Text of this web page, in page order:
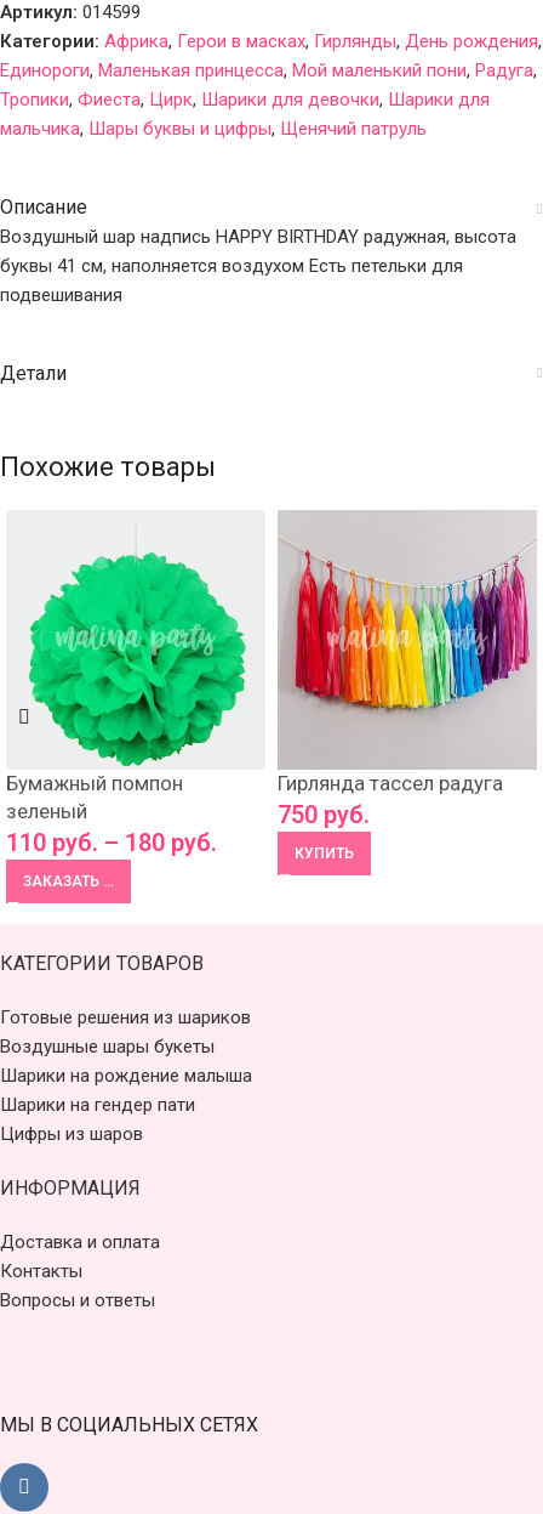
Артикул: 014599
Категории: Африка, Герои в масках, Гирлянды, День рождения,
Единороги, Маленькая принцесса, Мой маленький пони, Радуга,
Тропики, Фиеста, Цирк, Шарики для девочки, Шарики для
мальчика, Шары буквы и цифры, Щенячий патруль
Описание
Воздушный шар надпись HAPPY BIRTHDAY радужная, высота
буквы 41 см, наполняется воздухом Есть петельки для
подвешивания
Детали
Похожие товары
Бумажный помпон
зеленый
110 руб. – 180 руб.
ЗАКАЗАТЬ ...
Гирлянда тассел радуга
750 руб.
КУПИТЬ
КАТЕГОРИИ ТОВАРОВ
Готовые решения из шариков
Воздушные шары букеты
Шарики на рождение малыша
Шарики на гендер пати
Цифры из шаров
ИНФОРМАЦИЯ
Доставка и оплата
Контакты
Вопросы и ответы
МЫ В СОЦИАЛЬНЫХ СЕТЯХ